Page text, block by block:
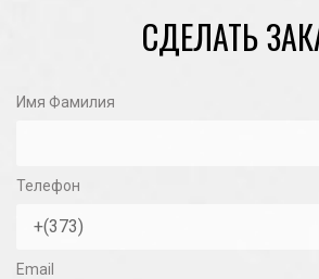
СДЕЛАТЬ
Имя Фамилия
Телефон
Email